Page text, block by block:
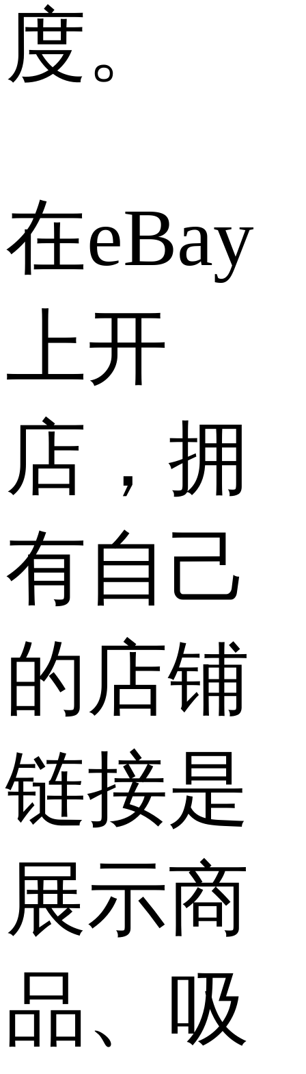
度。
在eBay
上开
店，拥
有自己
的店铺
链接是
展示商
品、吸